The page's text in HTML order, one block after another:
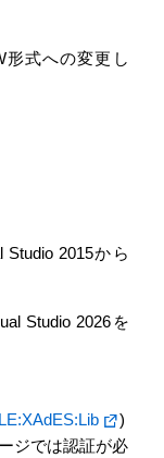
形式への変更し
2015から
Studio 2026を
LE:XAdES:Lib
)
ジでは認証が必